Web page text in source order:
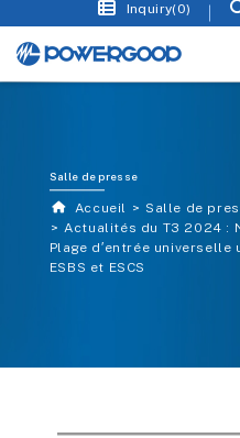
Inquiry(0)
Salle de presse
Accueil
Salle de
Actualités du T3 2024 :
Plage d′entrée universelle
ESBS et ESCS